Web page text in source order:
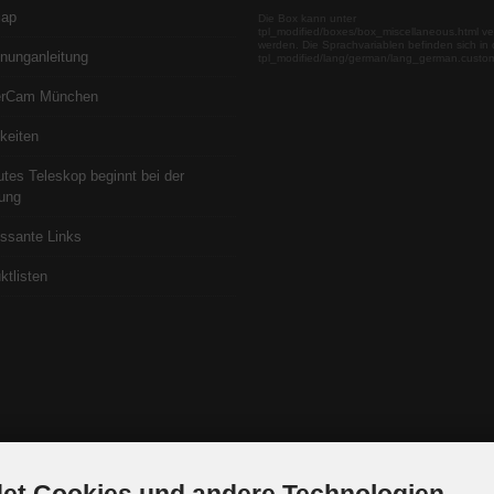
München
Teleskop beginnt bei der
Links
Die Box kann unter
tpl_modified/boxes/box_miscellaneous.html
werden. Die Sprachvariablen befinden sich in